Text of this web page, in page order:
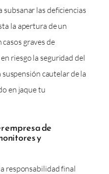
las deficiencias
la apertura de un
casos graves de
riesgo la seguridad del
cautelar de la
en jaque tu
empresa de
y
responsabilidad final